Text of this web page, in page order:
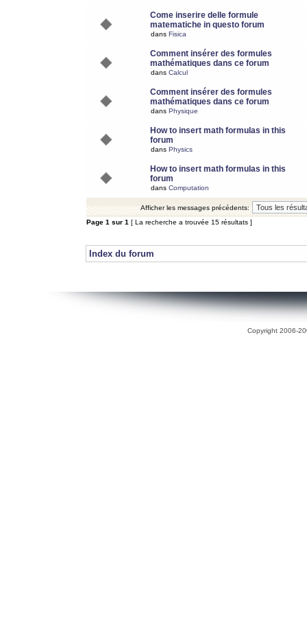
Come inserire delle formule
matematiche in questo forum
dans Fisica
Comment insérer des formules
mathématiques dans ce forum
dans Calcul
Comment insérer des formules
mathématiques dans ce forum
dans Physique
How to insert math formulas in this
forum
dans Physics
How to insert math formulas in this
forum
dans Computation
Afficher les messages précédents:
Page 1 sur 1 [ La recherche a trouvée 15 résultats ]
Index du forum
Copyright 2006-